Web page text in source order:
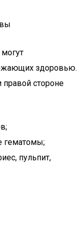
здоровью.
стороне
гематомы;
пульпит,